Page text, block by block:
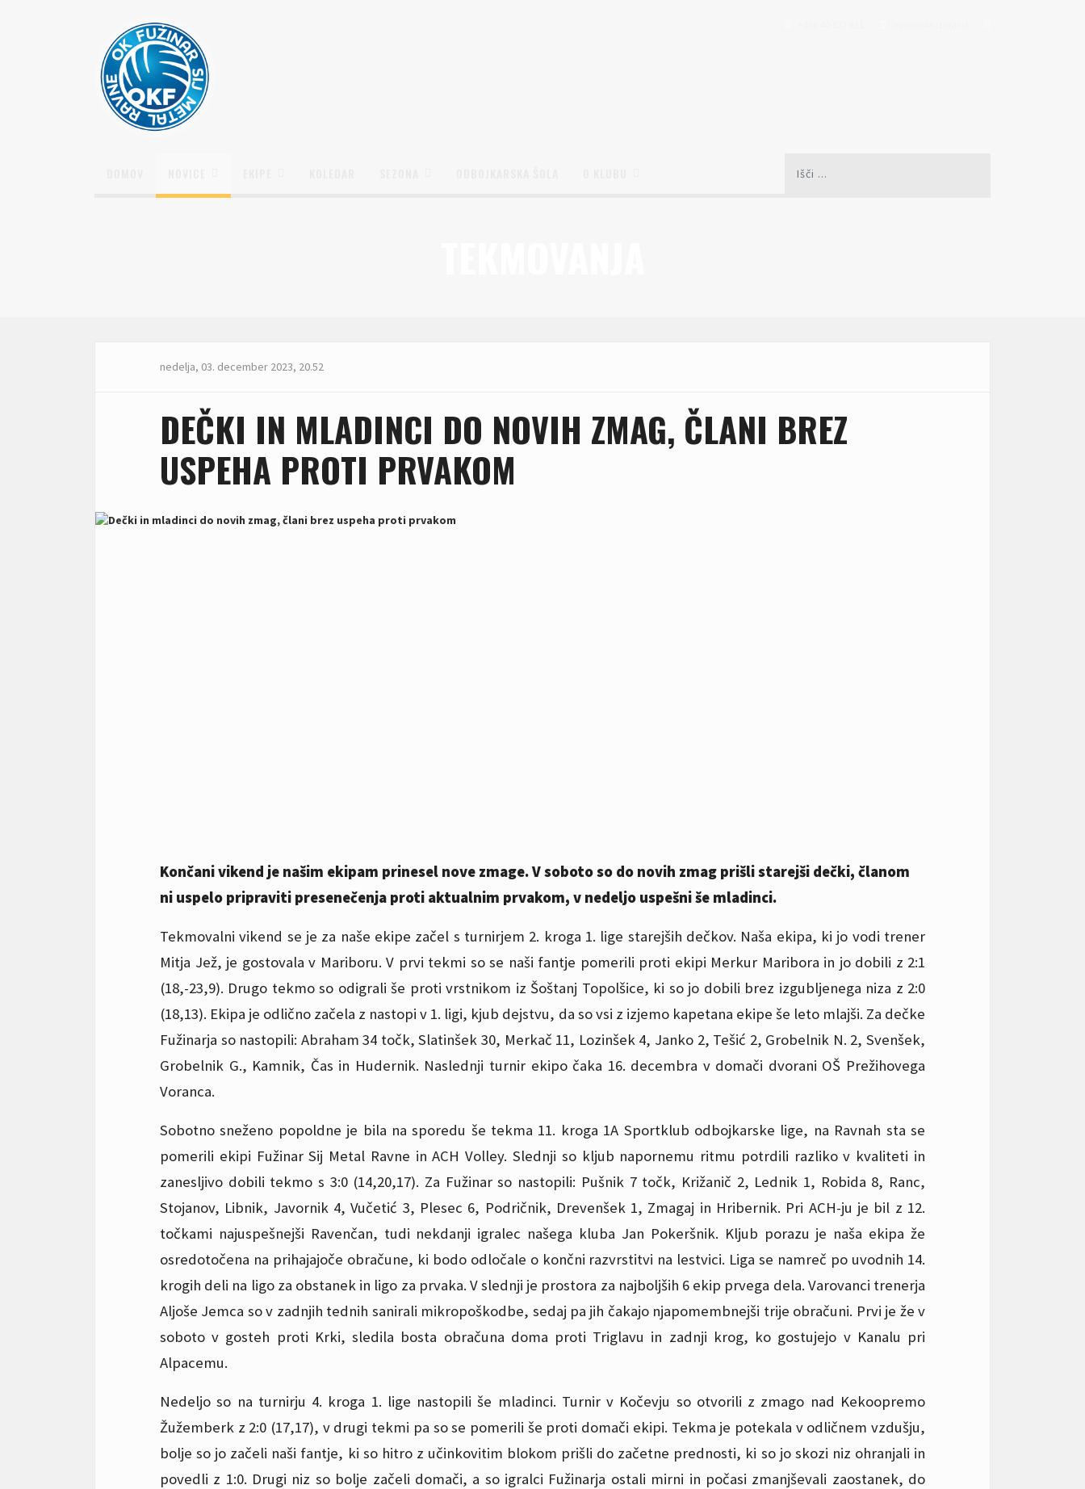
nedelja, 03. december 2023, 20.52
DEČKI IN MLADINCI DO NOVIH ZMAG, ČLANI BREZ
USPEHA PROTI PRVAKOM
Končani vikend je našim ekipam prinesel nove zmage. V soboto so do novih zmag prišli starejši dečki, članom
ni uspelo pripraviti presenečenja proti aktualnim prvakom, v nedeljo uspešni še mladinci.
Tekmovalni vikend se je za naše ekipe začel s turnirjem 2. kroga 1. lige starejših dečkov. Naša ekipa, ki jo vodi trener
Mitja Jež, je gostovala v Mariboru. V prvi tekmi so se naši fantje pomerili proti ekipi Merkur Maribora in jo dobili z 2:1
(18,-23,9). Drugo tekmo so odigrali še proti vrstnikom iz Šoštanj Topolšice, ki so jo dobili brez izgubljenega niza z 2:0
(18,13). Ekipa je odlično začela z nastopi v 1. ligi, kjub dejstvu, da so vsi z izjemo kapetana ekipe še leto mlajši. Za dečke
Fužinarja so nastopili: Abraham 34 točk, Slatinšek 30, Merkač 11, Lozinšek 4, Janko 2, Tešić 2, Grobelnik N. 2, Svenšek,
Grobelnik G., Kamnik, Čas in Hudernik. Naslednji turnir ekipo čaka 16. decembra v domači dvorani OŠ Prežihovega
Voranca.
Sobotno sneženo popoldne je bila na sporedu še tekma 11. kroga 1A Sportklub odbojkarske lige, na Ravnah sta se
pomerili ekipi Fužinar Sij Metal Ravne in ACH Volley. Slednji so kljub napornemu ritmu potrdili razliko v kvaliteti in
zanesljivo dobili tekmo s 3:0 (14,20,17). Za Fužinar so nastopili: Pušnik 7 točk, Križanič 2, Lednik 1, Robida 8, Ranc,
Stojanov, Libnik, Javornik 4, Vučetić 3, Plesec 6, Podričnik, Drevenšek 1, Zmagaj in Hribernik. Pri ACH-ju je bil z 12.
točkami najuspešnejši Ravenčan, tudi nekdanji igralec našega kluba Jan Pokeršnik. Kljub porazu je naša ekipa že
osredotočena na prihajajoče obračune, ki bodo odločale o končni razvrstitvi na lestvici. Liga se namreč po uvodnih 14.
krogih deli na ligo za obstanek in ligo za prvaka. V slednji je prostora za najboljših 6 ekip prvega dela. Varovanci trenerja
Aljoše Jemca so v zadnjih tednih sanirali mikropoškodbe, sedaj pa jih čakajo njapomembnejši trije obračuni. Prvi je že v
soboto v gosteh proti Krki, sledila bosta obračuna doma proti Triglavu in zadnji krog, ko gostujejo v Kanalu pri
Alpacemu.
Nedeljo so na turnirju 4. kroga 1. lige nastopili še mladinci. Turnir v Kočevju so otvorili z zmago nad Kekoopremo
Žužemberk z 2:0 (17,17), v drugi tekmi pa so se pomerili še proti domači ekipi. Tekma je potekala v odličnem vzdušju,
bolje so jo začeli naši fantje, ki so hitro z učinkovitim blokom prišli do začetne prednosti, ki so jo skozi niz ohranjali in
povedli z 1:0. Drugi niz so bolje začeli domači, a so igralci Fužinarja ostali mirni in počasi zmanjševali zaostanek, do